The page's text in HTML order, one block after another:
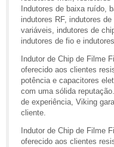
Indutores de baixa ruído,
indutores RF, indutores
variáveis, indutores de
indutores de fio e
Indutor de Chip de Filme
oferecido aos clientes
potência e capacitores
com uma sólida
de experiência, Viking
cliente.
Indutor de Chip de Filme
oferecido aos clientes